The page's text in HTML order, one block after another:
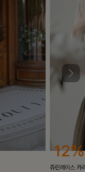
12%
쥬린레이스 카라블라우